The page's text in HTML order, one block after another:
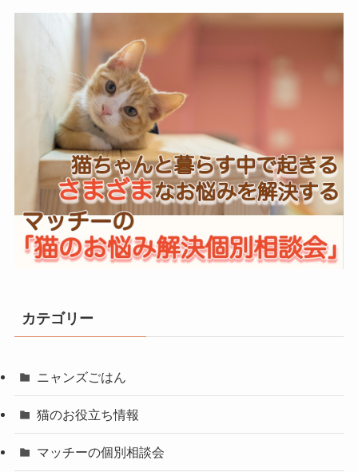
カテゴリー
ニャンズごはん
猫のお役立ち情報
マッチーの個別相談会